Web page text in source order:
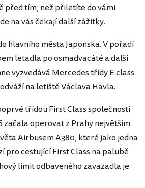
před tím, než přiletíte do vámi
na vás čekají další zážitky.
hlavního města Japonska. V pořadí
letadla po osmadvacáté a další
vyzvedává Mercedes třídy E class
na letiště Václava Havla.
třídou First Class společnosti
začala operovat z Prahy největším
Airbusem A380, které jako jedna
pro cestující First Class na palubě
limit odbaveného zavazadla je